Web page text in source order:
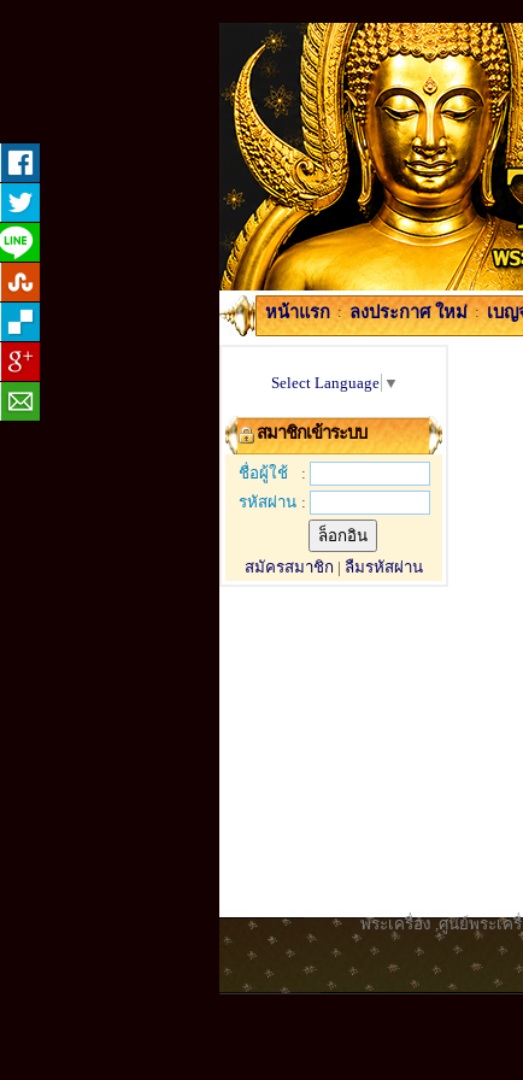
หน้าแรก : ลงประกาศ ใหม่ : เบญ
Select Language ▼
สมาชิกเข้าระบบ
ชื่อผู้ใช้
:
รหัสผ่าน :
สมัครสมาชิก | ลืมรหัสผ่าน
พระเครื่อง ,ศูนย์พระเค